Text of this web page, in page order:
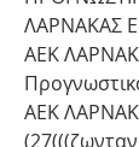
ΛΑΡΝΑΚΑΣ
ΑΕΚ
ΑΕΚ